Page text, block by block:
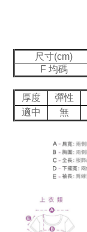
尺寸(cm)
F 均碼
厚度 彈性
適中
無